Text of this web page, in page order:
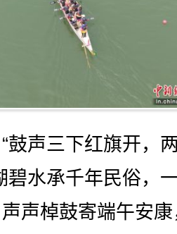
声三下红旗开，
碧水承千年民俗，
声棹鼓寄端午安